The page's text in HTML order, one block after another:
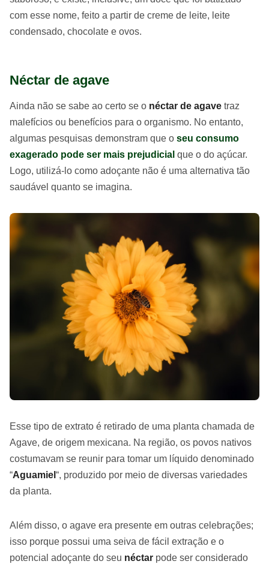
com esse nome, feito a partir de creme de leite, leite
condensado, chocolate e ovos.
Néctar de agave
Ainda não se sabe ao certo se o néctar de agave traz
malefícios ou benefícios para o organismo. No entanto,
algumas pesquisas demonstram que o seu consumo
exagerado pode ser mais prejudicial que o do açúcar.
Logo, utilizá-lo como adoçante não é uma alternativa tão
saudável quanto se imagina.
Esse tipo de extrato é retirado de uma planta chamada de
Agave, de origem mexicana. Na região, os povos nativos
costumavam se reunir para tomar um líquido denominado
“Aguamiel “, produzido por meio de diversas variedades
da planta.
Além disso, o agave era presente em outras celebrações;
isso porque possui uma seiva de fácil extração e o
potencial adoçante do seu néctar pode ser considerado